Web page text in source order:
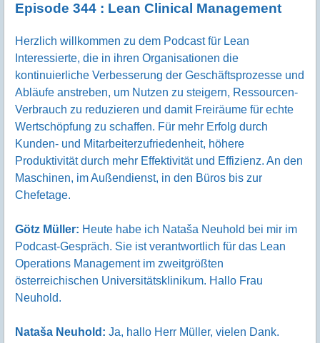
Episode 344 : Lean Clinical Management
Herzlich willkommen zu dem Podcast für Lean
Interessierte, die in ihren Organisationen die
kontinuierliche Verbesserung der Geschäftsprozesse und
Abläufe anstreben, um Nutzen zu steigern, Ressourcen-
Verbrauch zu reduzieren und damit Freiräume für echte
Wertschöpfung zu schaffen. Für mehr Erfolg durch
Kunden- und Mitarbeiterzufriedenheit, höhere
Produktivität durch mehr Effektivität und Effizienz. An den
Maschinen, im Außendienst, in den Büros bis zur
Chefetage.
Götz Müller: Heute habe ich Nataša Neuhold bei mir im
Podcast-Gespräch. Sie ist verantwortlich für das Lean
Operations Management im zweitgrößten
österreichischen Universitätsklinikum. Hallo Frau
Neuhold.
Nataša Neuhold: Ja, hallo Herr Müller, vielen Dank.